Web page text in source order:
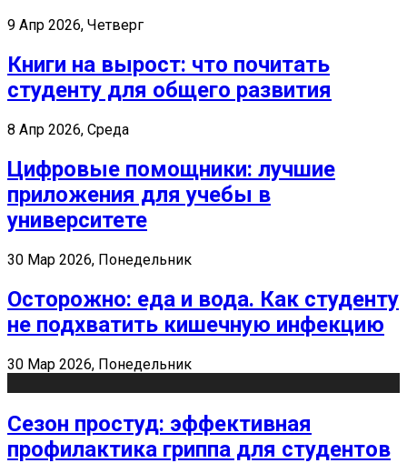
9 Апр 2026, Четверг
Книги на вырост: что почитать
студенту для общего развития
8 Апр 2026, Среда
Цифровые помощники: лучшие
приложения для учебы в
университете
30 Мар 2026, Понедельник
Осторожно: еда и вода. Как студенту
не подхватить кишечную инфекцию
30 Мар 2026, Понедельник
Сезон простуд: эффективная
профилактика гриппа для студентов